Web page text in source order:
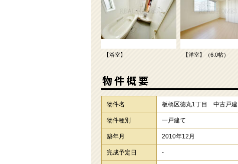
【浴室】 【洋室】（6.0帖）
物件名 板橋区徳丸1丁目 中古戸建
物件種別 一戸建て
築年月 2010年12月
完成予定日 -